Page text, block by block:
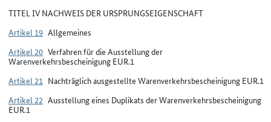
TITEL IV NACHWEIS DER URSPRUNGSEIGENSCHAFT
Artikel 19 Allgemeines
Artikel 20 Verfahren für die Ausstellung der
Warenverkehrsbescheinigung EUR.1
Artikel 21 Nachträglich ausgestellte Warenverkehrsbescheinigung EUR.1
Artikel 22 Ausstellung eines Duplikats der Warenverkehrsbescheinigung
EUR.1